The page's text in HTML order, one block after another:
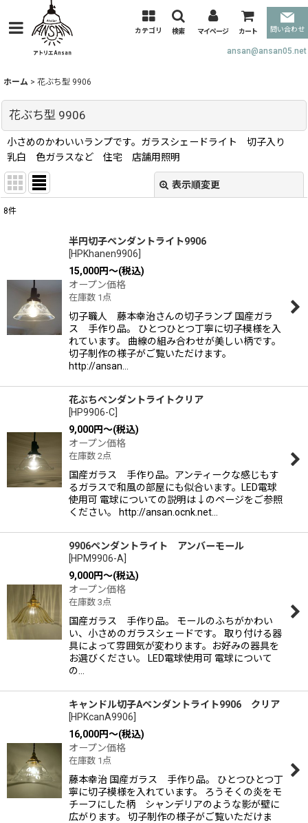
カテゴリ 検索 マイページ カート 問い合わせ
ansan@ansan05.net
ホーム > 花ぶち型 9906
花ぶち型 9906
小さめのかわいいランプです。ガラスシェードライト 切子入り
乳白 色ガラスなど 住宅 店舗用照明
表示順変更
8件
半円切子ペンダントライト9906
[HPKhanen9906
15,000円～(税込)
オープン価格
在庫数 1点
切子職人 藤本幸治さんの切子ランプ 国産ガラ
ス 手作り品。 ひとつひとつ丁寧に切子模様を入
れています。 曲線の組み合わせが美しい柄です。
切子制作の様子がご覧いただけます。
http://ansan…
花ぶちペンダントライトクリア
[HP9906-C
9,000円～(税込)
オープン価格
在庫数 2点
国産ガラス 手作り品。アンティークな感じもす
るガラスで和風の部屋にも似合います。LED電球
使用可 電球についての説明は↓のページをご参照
ください。 http://ansan.ocnk.net…
9906ペンダントライト アンバーモール
[HPM9906-A
9,000円～(税込)
オープン価格
在庫数 3点
国産ガラス 手作り品。 モールのふちがかわい
い、小さめのガラスシェードです。 取り付ける器
具によって雰囲気が変わります。お好みの器具を
お選びください。 LED電球使用可 電球について
の…
キャンドル切子Aペンダントライト9906 クリア
[HPKcanA9906
16,000円～(税込)
オープン価格
在庫数 1点
藤本幸治 国産ガラス 手作り品。 ひとつひとつ丁
寧に切子模様を入れています。 ろうそくの炎をモ
チーフにした柄 シャンデリアのような影が壁に
広がります。 切子制作の様子がご覧いただけま